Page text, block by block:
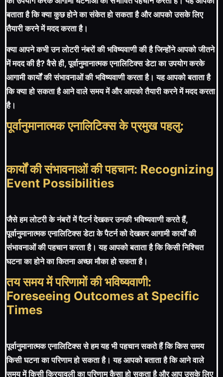
बताता है कि क्या कुछ होने का संकेत हो सकता है और आपको उसके लिए
तैयारी करने में मदद करता है।
क्या आपने कभी उन लोटरी नंबरों की भविष्यवाणी की है जिन्होंने आपको जीतने
में मदद की है? वैसे ही, पूर्वानुमानात्मक एनालिटिक्स डेटा का उपयोग करके
आगामी कार्यों की संभावनाओं की भविष्यवाणी करता है। यह आपको बताता है
कि क्या हो सकता है आने वाले समय में और आपको तैयारी करने में मदद करता
है।
पूर्वानुमानात्मक एनालिटिक्स के प्रमुख पहलु:
कार्यों की संभावनाओं की पहचान: Recognizing
Event Possibilities
जैसे हम लोटरी के नंबरों में पैटर्न देखकर उनकी भविष्यवाणी करते हैं,
पूर्वानुमानात्मक एनालिटिक्स डेटा के पैटर्न को देखकर आगामी कार्यों की
संभावनाओं की पहचान करता है। यह आपको बताता है कि किसी निश्चित
घटना का होने का कितना अच्छा मौका हो सकता है।
तय समय में परिणामों की भविष्यवाणी:
Foreseeing Outcomes at Specific
Times
पूर्वानुमानात्मक एनालिटिक्स से हम यह भी पहचान सकते हैं कि किस समय
किसी घटना का परिणाम हो सकता है। यह आपको बताता है कि आने वाले
समय में किसी क्रियावली का परिणाम कैसा हो सकता है और आप उसके लिए